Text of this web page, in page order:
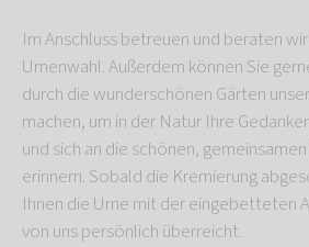
Im Anschluss betreuen und beraten
Urnenwahl. Außerdem können Sie
durch die wunderschönen Gärten
machen, um in der Natur Ihre
und sich an die schönen,
erinnern. Sobald die Kremierung
Ihnen die Urne mit der eingebetteten
von uns persönlich überreicht.